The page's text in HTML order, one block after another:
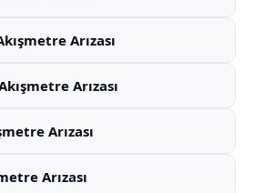
Arızası
Arızası
Arızası
Arızası